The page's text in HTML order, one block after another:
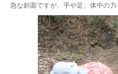
急な斜面ですが、手や足、体中の力